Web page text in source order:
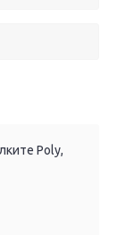
Poly,